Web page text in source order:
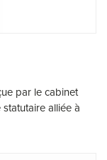
par le cabinet
alliée à